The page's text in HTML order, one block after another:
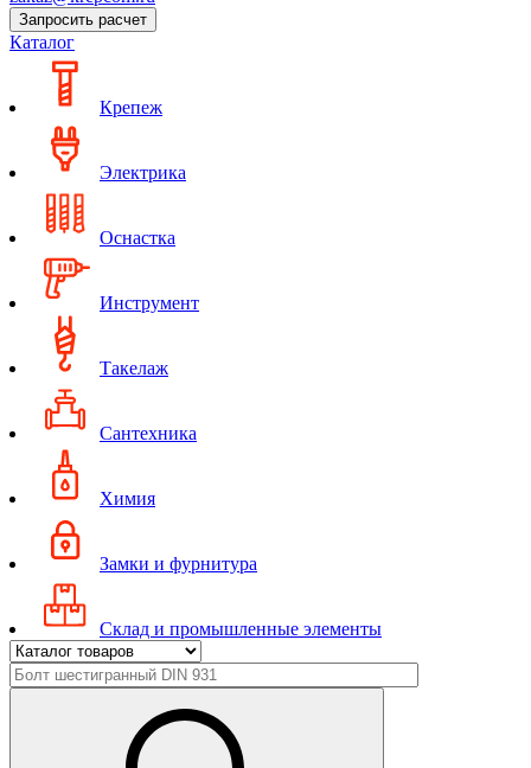
Запросить расчет
Каталог
Крепеж
Электрика
Оснастка
Инструмент
Такелаж
Сантехника
Химия
Замки и фурнитура
Склад и промышленные элементы